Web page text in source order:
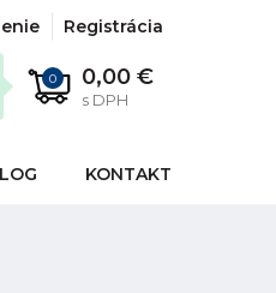
Registrácia
0 0,00 €
s DPH
KONTAKT